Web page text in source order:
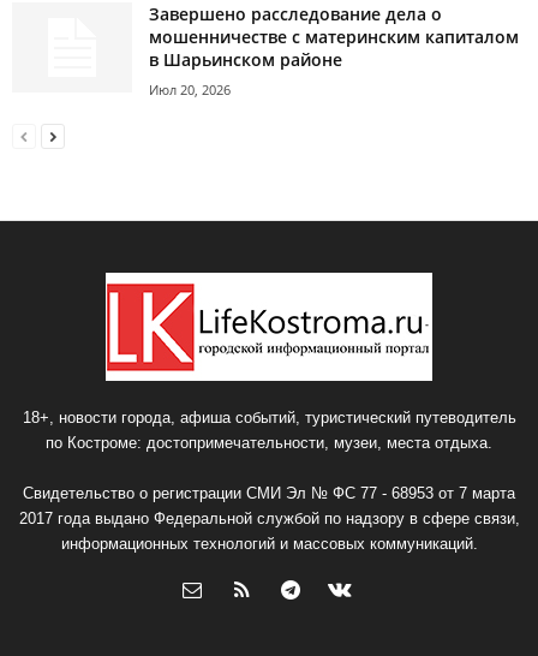
Завершено расследование дела о
мошенничестве с материнским капиталом
в Шарьинском районе
Июл 20, 2026
18+, новости города, афиша событий, туристический путеводитель
по Костроме: достопримечательности, музеи, места отдыха.
Свидетельство о регистрации СМИ Эл № ФС 77 - 68953 от 7 марта
2017 года выдано Федеральной службой по надзору в сфере связи,
информационных технологий и массовых коммуникаций.